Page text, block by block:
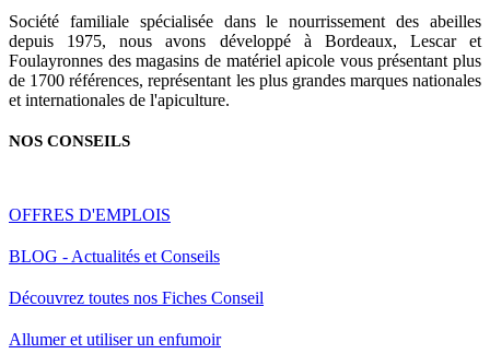
Société familiale spécialisée dans le nourrissement des abeilles
depuis 1975, nous avons développé à Bordeaux, Lescar et
Foulayronnes des magasins de matériel apicole vous présentant plus
de 1700 références, représentant les plus grandes marques nationales
et internationales de l'apiculture.
NOS CONSEILS
OFFRES D'EMPLOIS
BLOG - Actualités et Conseils
Découvrez toutes nos Fiches Conseil
Allumer et utiliser un enfumoir